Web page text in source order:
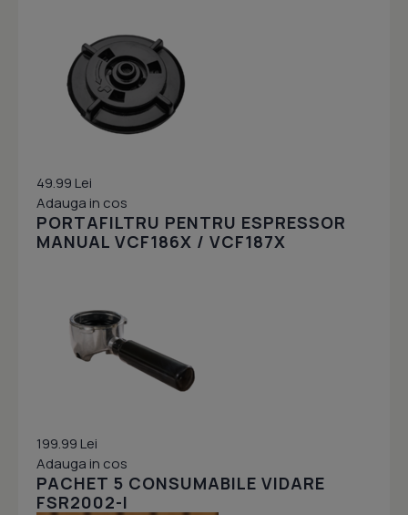
49.99 Lei
Adauga in cos
PORTAFILTRU PENTRU ESPRESSOR
MANUAL VCF186X / VCF187X
199.99 Lei
Adauga in cos
PACHET 5 CONSUMABILE VIDARE
FSR2002-I